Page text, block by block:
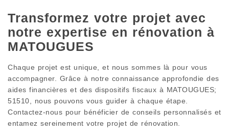
Transformez votre projet avec
notre expertise en rénovation à
MATOUGUES
Chaque projet est unique, et nous sommes là pour vous
accompagner. Grâce à notre connaissance approfondie des
aides financières et des dispositifs fiscaux à MATOUGUES;
51510, nous pouvons vous guider à chaque étape.
Contactez-nous pour bénéficier de conseils personnalisés et
entamez sereinement votre projet de rénovation.